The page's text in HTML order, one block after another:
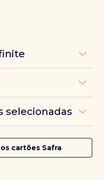
únicos, como
em limite no cartão e
1.400 salas VIP Dragon
mercado.
selecionadas
cartões Safra